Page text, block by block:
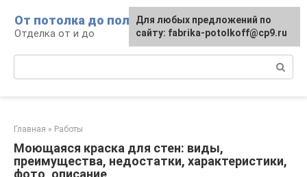
контенту
От потолка до пола
Отделка от и до
Главная » Работы
Моющаяся краска для стен: виды,
преимущества, недостатки, характеристики,
фото, описание
Для любых предложений по
сайту: fabrika-potolkoff@cp9.ru